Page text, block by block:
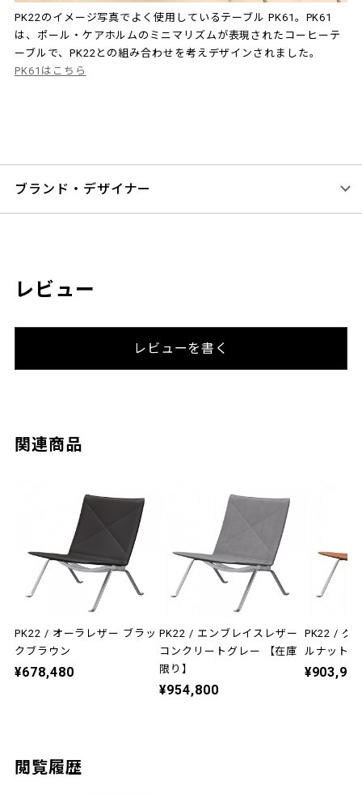
PK22のイメージ写真でよく使用しているテーブル PK61。PK61
は、ポール・ケアホルムのミニマリズムが表現されたコーヒーテ
ーブルで、PK22との組み合わせを考えデザインされました。
PK61はこちら
ブランド・デザイナー
レビュー
レビューを書く
関連商品
PK22 / オーラレザー ブラッ
クブラウン
¥678,480
PK22 / エンブレイスレザー
コンクリートグレー 【在庫
限り】
¥954,800
PK22 / グ
ルナット
閲覧履歴